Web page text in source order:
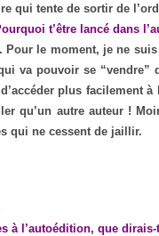
qui tente de sortir de
t’être lancé dans
Pour le moment, je ne
va pouvoir se
plus facilement
qu’un autre auteur !
qui ne cessent de jaillir.
à l’autoédition, que